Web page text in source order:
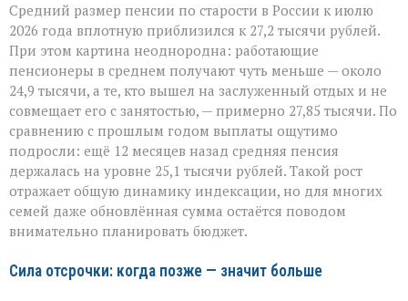
Средний размер пенсии по старости в России к июлю
2026 года вплотную приблизился к 27,2 тысячи рублей.
При этом картина неоднородна: работающие
пенсионеры в среднем получают чуть меньше — около
24,9 тысячи, а те, кто вышел на заслуженный отдых и не
совмещает его с занятостью, — примерно 27,85 тысячи. По
сравнению с прошлым годом выплаты ощутимо
подросли: ещё 12 месяцев назад средняя пенсия
держалась на уровне 25,1 тысячи рублей. Такой рост
отражает общую динамику индексации, но для многих
семей даже обновлённая сумма остаётся поводом
внимательно планировать бюджет.
Сила отсрочки: когда позже — значит больше